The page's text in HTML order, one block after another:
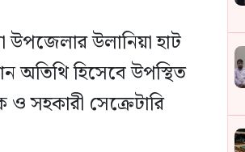
উলানিয়া হাট
অতিথি হিসেবে উপস্থিত
সহকারী সেক্রেটারি